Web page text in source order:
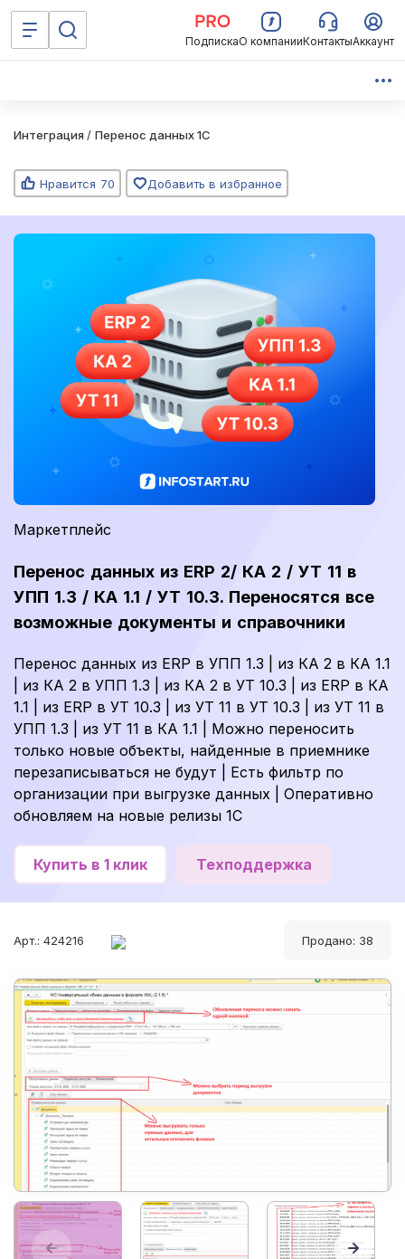
ПодпискаО компанииКонтактыАккаунт
Интеграция / Перенос данных 1C
Нравится 70 Добавить в избранное
Маркетплейс
Перенос данных из ERP 2/ КА 2 / УТ 11 в
УПП 1.3 / КА 1.1 / УТ 10.3. Переносятся все
возможные документы и справочники
Перенос данных из ERP в УПП 1.3 | из КА 2 в КА 1.1
| из КА 2 в УПП 1.3 | из КА 2 в УТ 10.3 | из ERP в КА
1.1 | из ERP в УТ 10.3 | из УТ 11 в УТ 10.3 | из УТ 11 в
УПП 1.3 | из УТ 11 в КА 1.1 | Можно переносить
только новые объекты, найденные в приемнике
перезаписываться не будут | Есть фильтр по
организации при выгрузке данных | Оперативно
обновляем на новые релизы 1С
Купить в 1 клик Техподдержка
Арт.: 424216 Продано: 38